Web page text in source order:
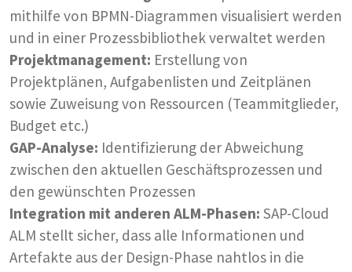
mithilfe von BPMN-Diagrammen visualisiert werden
und in einer Prozessbibliothek verwaltet werden
Projektmanagement: Erstellung von
Projektplänen, Aufgabenlisten und Zeitplänen
sowie Zuweisung von Ressourcen (Teammitglieder,
Budget etc.)
GAP-Analyse: Identifizierung der Abweichung
zwischen den aktuellen Geschäftsprozessen und
den gewünschten Prozessen
Integration mit anderen ALM-Phasen: SAP-Cloud
ALM stellt sicher, dass alle Informationen und
Artefakte aus der Design-Phase nahtlos in die